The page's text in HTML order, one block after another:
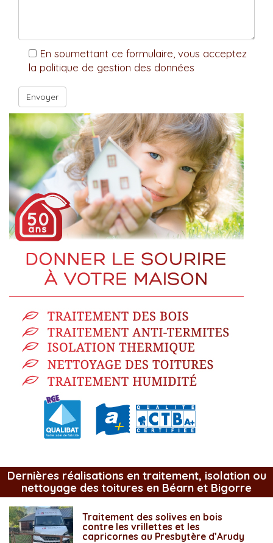
En soumettant ce formulaire, vous acceptez
la politique de gestion des données
Dernières réalisations en traitement, isolation ou
nettoyage des toitures en Béarn et Bigorre
Traitement des solives en bois
contre les vrillettes et les
capricornes au Presbytère d’Arudy